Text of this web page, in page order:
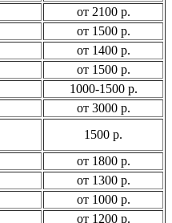
от 2100 р.
от 1500 р.
от 1400 р.
от 1500 р.
1000-1500 р.
от 3000 р.
1500 р.
от 1800 р.
от 1300 р.
от 1000 р.
от 1200 р.